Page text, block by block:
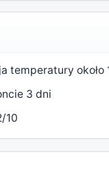
temperatury około
3 dni
10